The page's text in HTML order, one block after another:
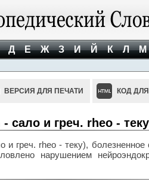
Д Е Ж З И Й К Л М
ВЕРСИЯ ДЛЯ ПЕЧАТИ КОД
сало и греч. rheo -
греч. rheo - теку), болезненное
нарушением